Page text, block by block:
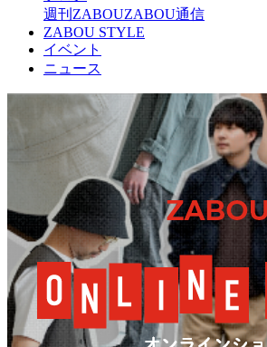
週刊ZABOUZABOU通信
ZABOU STYLE
イベント
ニュース